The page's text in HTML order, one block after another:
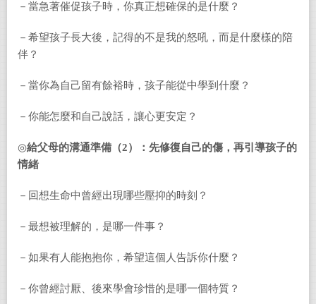
－當急著催促孩子時，你真正想確保的是什麼？
－希望孩子長大後，記得的不是我的怒吼，而是什麼樣的陪
伴？
－當你為自己留有餘裕時，孩子能從中學到什麼？
－你能怎麼和自己說話，讓心更安定？
◎給父母的溝通準備（2）：先修復自己的傷，再引導孩子的
情緒
－回想生命中曾經出現哪些壓抑的時刻？
－最想被理解的，是哪一件事？
－如果有人能抱抱你，希望這個人告訴你什麼？
－你曾經討厭、後來學會珍惜的是哪一個特質？